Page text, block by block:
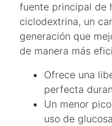
fuente principal de
ciclodextrina, un
generación que
de manera más
Ofrece una
perfecta
Un menor
uso de